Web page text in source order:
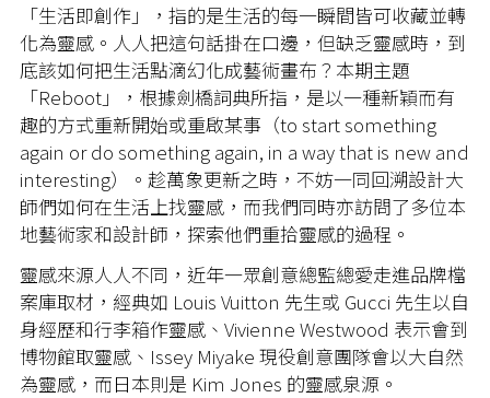
「生活即創作」，指的是生活的每一瞬間皆可收藏並轉
化為靈感。人人把這句話掛在口邊，但缺乏靈感時，到
底該如何把生活點滴幻化成藝術畫布？本期主題
「Reboot」，根據劍橋詞典所指，是以一種新穎而有
趣的方式重新開始或重啟某事（to start something
again or do something again, in a way that is new and
interesting）。趁萬象更新之時，不妨一同回溯設計大
師們如何在生活上找靈感，而我們同時亦訪問了多位本
地藝術家和設計師，探索他們重拾靈感的過程。
靈感來源人人不同，近年一眾創意總監總愛走進品牌檔
案庫取材，經典如 Louis Vuitton 先生或 Gucci 先生以自
身經歷和行李箱作靈感、Vivienne Westwood 表示會到
博物館取靈感、Issey Miyake 現役創意團隊會以大自然
為靈感，而日本則是 Kim Jones 的靈感泉源。